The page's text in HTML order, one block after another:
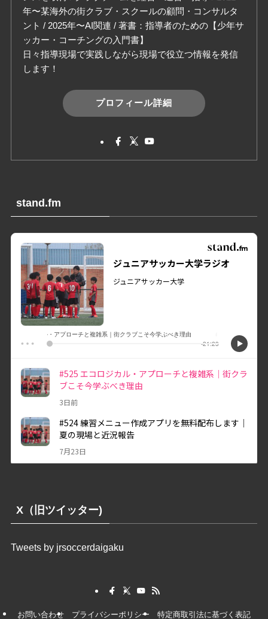
年〜某海外の街クラブ・スクールの顧問・コンサルタ
ント / 2025年〜AI関連 / 著書：指導者のための【少年サ
ッカー・コーチングの入門書】
日々指導現場で実践しながら現場で役立つ情報を発信
します！
プロフィール詳細
stand.fm
X（旧ツイッター)
Tweets by jrsoccerdaigaku
お問い合わせ プライバシーポリシー 特定商取引法に基づく表記